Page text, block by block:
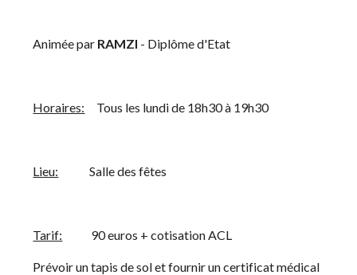
    Animée par
RAMZI - Diplôme d'Etat
Horaires:
     Tous les lundi de 18h30 à 19h30
Lieu:
             Salle des fêtes
Tarif:
            90 euros + cotisation ACL
    Prévoir un tapis de sol et fournir un certificat médical